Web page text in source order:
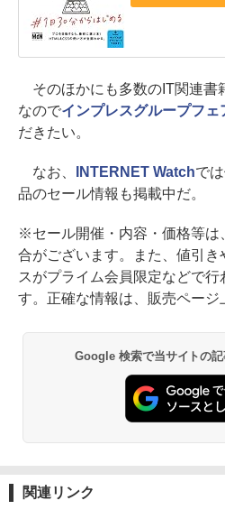
そのほかにも多数のIT関連書
なのでインプレスグループフェ
だきたい。
なお、 INTERNET Watchで
品のセール情報も掲載中だ。
※セール開催・内容・価格等は
合がございます。また、値引
スがプライム会員限定などで行
す。正確な情報は、販売ページ
Google 検索で当サイトの
関連リンク